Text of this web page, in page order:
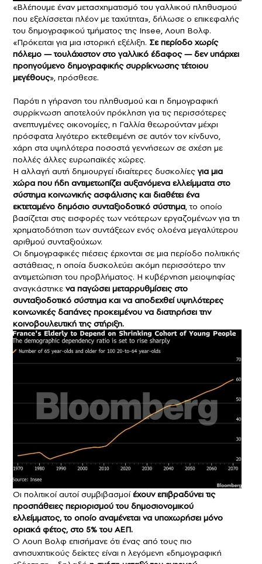
«Βλέπουμε έναν μετασχηματισμό του γαλλικού πληθυσμού
που εξελίσσεται πλέον με ταχύτητα», δήλωσε ο επικεφαλής
του δημογραφικού τμήματος της Insee, Λουπ Βολφ.
«Πρόκειται για μια ιστορική εξέλιξη. Σε περίοδο χωρίς
πόλεμο — τουλάχιστον στο γαλλικό έδαφος — δεν υπάρχει
προηγούμενο δημογραφικής συρρίκνωσης τέτοιου
μεγέθους», πρόσθεσε.
Παρότι η γήρανση του πληθυσμού και η δημογραφική
συρρίκνωση αποτελούν πρόκληση για τις περισσότερες
ανεπτυγμένες οικονομίες, η Γαλλία θεωρούνταν μέχρι
πρόσφατα λιγότερο εκτεθειμένη σε αυτόν τον κίνδυνο,
χάρη στα υψηλότερα ποσοστά γεννήσεων σε σχέση με
πολλές άλλες ευρωπαϊκές χώρες.
Η αλλαγή αυτή δημιουργεί ιδιαίτερες δυσκολίες για μια
χώρα που ήδη αντιμετωπίζει αυξανόμενα ελλείμματα στο
σύστημα κοινωνικής ασφάλισης και διαθέτει ένα
εκτεταμένο δημόσιο συνταξιοδοτικό σύστημα, το οποίο
βασίζεται στις εισφορές των νεότερων εργαζομένων για τη
χρηματοδότηση των συντάξεων ενός ολοένα μεγαλύτερου
αριθμού συνταξιούχων.
Οι δημογραφικές πιέσεις έρχονται σε μια περίοδο πολιτικής
αστάθειας, η οποία δυσκολεύει ακόμη περισσότερο την
αντιμετώπιση του προβλήματος. Η κυβέρνηση μειοψηφίας
αναγκάστηκε να παγώσει μεταρρυθμίσεις στο
συνταξιοδοτικό σύστημα και να αποδεχθεί υψηλότερες
κοινωνικές δαπάνες προκειμένου να διατηρήσει την
κοινοβουλευτική της στήριξη.
Οι πολιτικοί αυτοί συμβιβασμοίέχουν επιβραδύνει τις
προσπάθειες περιορισμού του δημοσιονομικού
ελλείμματος, το οποίο αναμένεται να υποχωρήσει μόνο
οριακά φέτος, στο 5% του ΑΕΠ.
Ο Λουπ Βολφ επισήμανε ότι ένας από τους πιο
ανησυχητικούς δείκτες είναι η λεγόμενη «δημογραφική